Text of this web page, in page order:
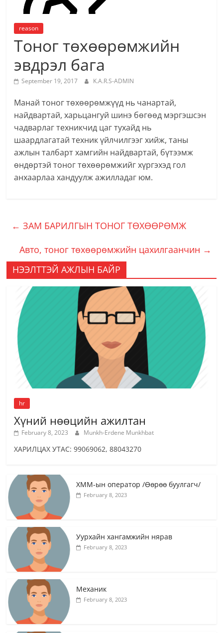
reason
Тоног төхөөрөмжийн
эвдрэл бага
September 19, 2017 K.A.R.S-ADMIN
Манай тоног төхөөрөмжүүд нь чанартай,
найдвартай, харьцангуй шинэ бөгөөд мэргэшсэн
чадварлаг техникчид цаг тухайд нь
шаардлагатай техник үйлчилгээг хийж, таны
ажлын талбарт хамгийн найдвартай, бүтээмж
өндөртэй тоног төхөөрөмжийг хүргэхэд гол
анхаарлаа хандуулж ажилладаг юм.
← ЗАМ БАРИЛГЫН ТОНОГ ТӨХӨӨРӨМЖ
Авто, тоног төхөөрөмжийн цахилгаанчин →
НЭЭЛТТЭЙ АЖЛЫН БАЙР
hr
Хүний нөөцийн ажилтан
February 8, 2023 Munkh-Erdene Munkhbat
ХАРИЛЦАХ УТАС: 99069062, 88043270
ХММ-ын оператор /Өөрөө буулгагч/
February 8, 2023
Уурхайн хангамжийн нярав
February 8, 2023
Механик
February 8, 2023